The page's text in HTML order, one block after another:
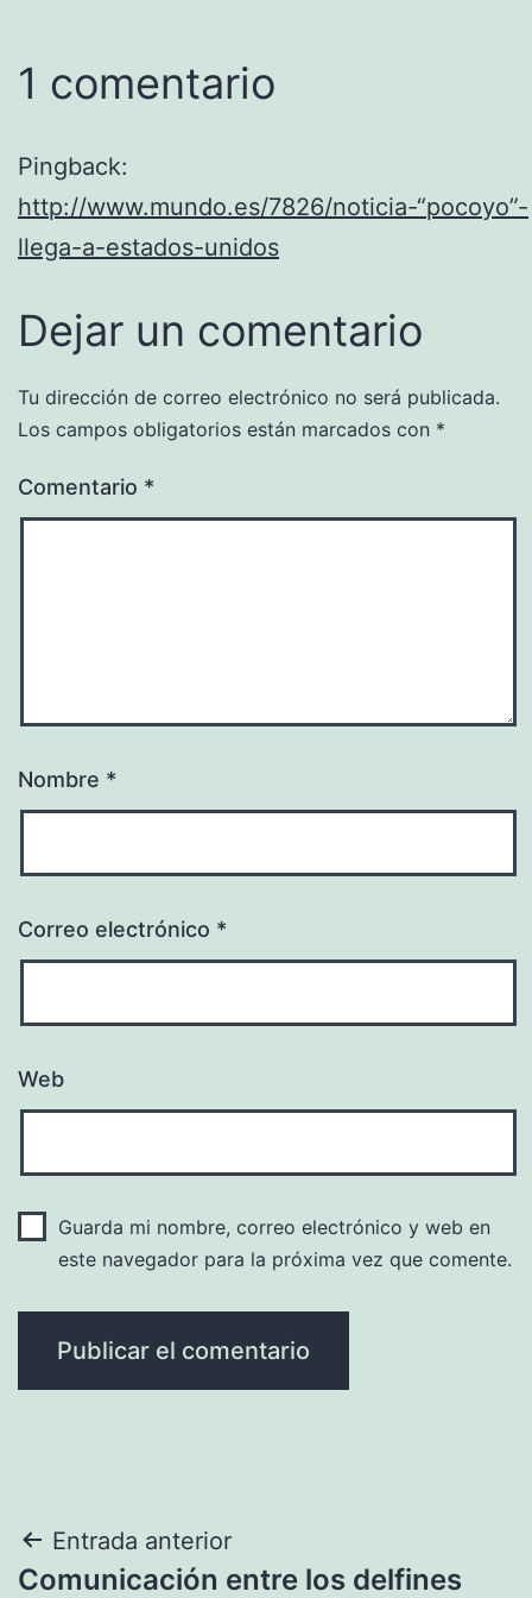
1 comentario
Pingback:
http://www.mundo.es/7826/noticia-“pocoyo”-
llega-a-estados-unidos
Dejar un comentario
Tu dirección de correo electrónico no será publicada.
Los campos obligatorios están marcados con *
Comentario *
Nombre *
Correo electrónico *
Web
Guarda mi nombre, correo electrónico y web en
este navegador para la próxima vez que comente.
Navegación
Entrada anterior
Comunicación entre los delfines